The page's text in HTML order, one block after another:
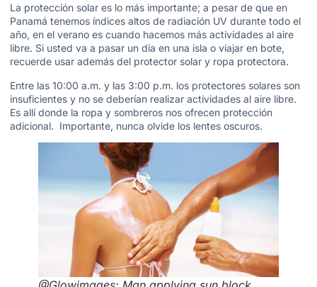
La protección solar es lo más importante; a pesar de que en
Panamá tenemos índices altos de radiación UV durante todo el
año, en el verano es cuando hacemos más actividades al aire
libre. Si usted va a pasar un día en una isla o viajar en bote,
recuerde usar además del protector solar y ropa protectora.
Entre las 10:00 a.m. y las 3:00 p.m. los protectores solares son
insuficientes y no se deberían realizar actividades al aire libre.
Es allí donde la ropa y sombreros nos ofrecen protección
adicional. Importante, nunca olvide los lentes oscuros.